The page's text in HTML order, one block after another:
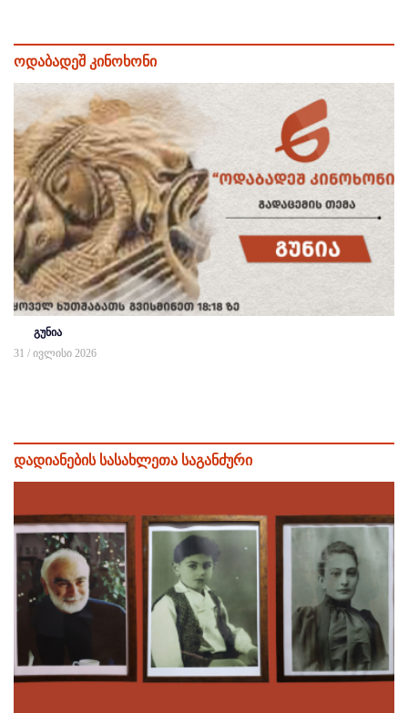
ოდაბადეშ კინოხონი
გუნია
31 / ივლისი 2026
დადიანების სასახლეთა საგანძური